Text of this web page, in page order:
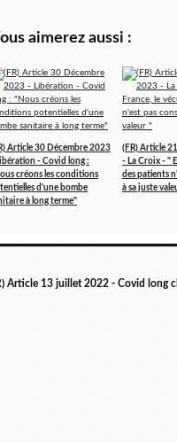
aimerez aussi :
Article 30 Décembre 2023
- Covid long :
créons les conditions
d'une bombe
à long terme"
(FR) Article
- La Croix - "
des patients
à sa juste